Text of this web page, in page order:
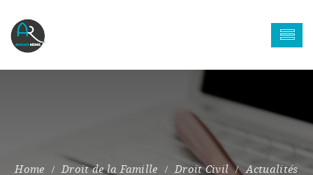
Droit de la Famille Droit Civil
Actualités